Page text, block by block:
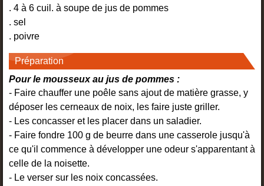
. 4 à 6 cuil. à soupe de jus de pommes
. sel
. poivre
Préparation
Pour le mousseux au jus de pommes :
- Faire chauffer une poêle sans ajout de matière grasse, y
déposer les cerneaux de noix, les faire juste griller.
- Les concasser et les placer dans un saladier.
- Faire fondre 100 g de beurre dans une casserole jusqu'à
ce qu'il commence à développer une odeur s'apparentant à
celle de la noisette.
- Le verser sur les noix concassées.